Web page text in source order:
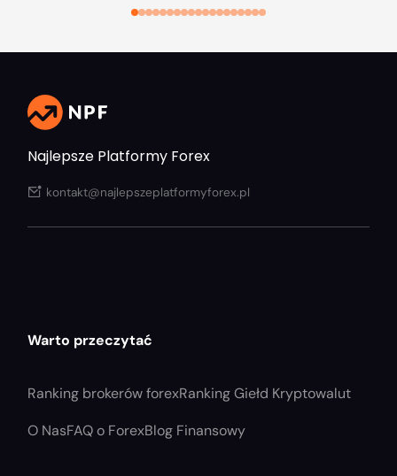
Najlepsze Platformy Forex
kontakt@najlepszeplatformyforex.pl
Warto przeczytać
Ranking brokerów forexRanking Giełd Kryptowalut
O NasFAQ o ForexBlog Finansowy